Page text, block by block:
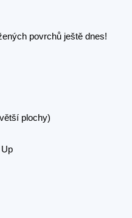
povrchů ještě dnes!
plochy)